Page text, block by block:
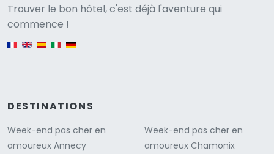
Trouver le bon hôtel, c'est déjà l'aventure qui
commence !
English version
DESTINATIONS
Week-end pas cher en
amoureux Annecy
Week-end pas cher en
amoureux Chamonix